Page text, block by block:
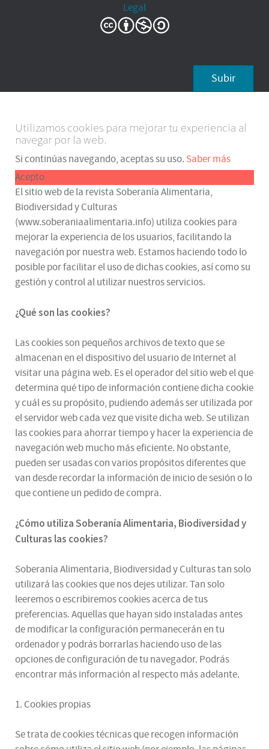
Legal
Subir
Utilizamos cookies para mejorar tu experiencia al
navegar por la web.
Si continúas navegando, aceptas su uso. Saber más
Acepto
El sitio web de la revista Soberanía Alimentaria,
Biodiversidad y Culturas
(www.soberaniaalimentaria.info) utiliza cookies para
mejorar la experiencia de los usuarios, facilitando la
navegación por nuestra web. Estamos haciendo todo lo
posible por facilitar el uso de dichas cookies, así como su
gestión y control al utilizar nuestros servicios.
¿Qué son las cookies?
Las cookies son pequeños archivos de texto que se
almacenan en el dispositivo del usuario de Internet al
visitar una página web. Es el operador del sitio web el que
determina qué tipo de información contiene dicha cookie
y cuál es su propósito, pudiendo además ser utilizada por
el servidor web cada vez que visite dicha web. Se utilizan
las cookies para ahorrar tiempo y hacer la experiencia de
navegación web mucho más eficiente. No obstante,
pueden ser usadas con varios propósitos diferentes que
van desde recordar la información de inicio de sesión o lo
que contiene un pedido de compra.
¿Cómo utilizaSoberanía Alimentaria, Biodiversidad y
Culturas las cookies?
Soberanía Alimentaria, Biodiversidad y Culturas tan solo
utilizará las cookies que nos dejes utilizar. Tan solo
leeremos o escribiremos cookies acerca de tus
preferencias. Aquellas que hayan sido instaladas antes
de modificar la configuración permanecerán en tu
ordenador y podrás borrarlas haciendo uso de las
opciones de configuración de tu navegador. Podrás
encontrar más información al respecto más adelante.
1. Cookies propias
Se trata de cookies técnicas que recogen información